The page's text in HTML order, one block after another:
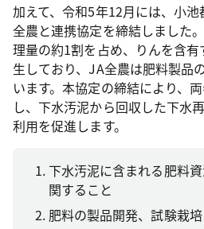
加えて、令和5年12月には、小
全農と連携協定を締結しました
理量の約1割を占め、りんを含
生しており、JA全農は肥料製品
います。本協定の締結により、
し、下水汚泥から回収した下水
利用を促進します。
下水汚泥に含まれる肥料
関すること
肥料の製品開発、試験栽